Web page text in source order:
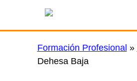
contenido
Formación Profesional »
Dehesa Baja